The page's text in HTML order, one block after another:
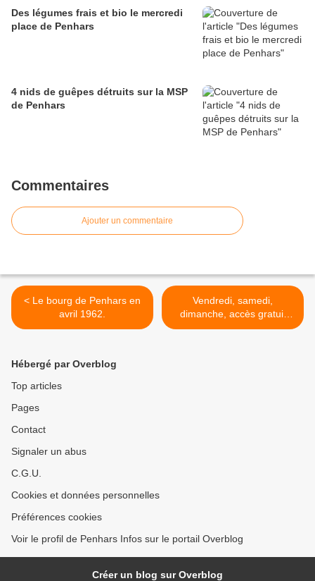
Des légumes frais et bio le mercredi
place de Penhars
4 nids de guêpes détruits sur la MSP
de Penhars
Commentaires
Ajouter un commentaire
< Le bourg de Penhars en
avril 1962.
Vendredi, samedi,
dimanche, accès gratuit
pour tous à la piscine
Hébergé par Overblog
Top articles
Pages
Contact
Signaler un abus
C.G.U.
Cookies et données personnelles
Préférences cookies
Voir le profil de Penhars Infos sur le portail Overblog
Créer un blog sur Overblog